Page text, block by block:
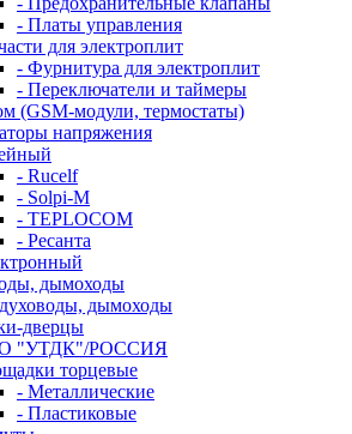
- Платы управления
для электроплит
- Фурнитура для электроплит
- Переключатели и таймеры
(GSM-модули, термостаты)
напряжения
- Rucelf
- Solpi-M
- TEPLOCOM
- Ресанта
дымоходы
дымоходы
дверцы
"УТДК"/РОССИЯ
торцевые
- Металлические
- Пластиковые